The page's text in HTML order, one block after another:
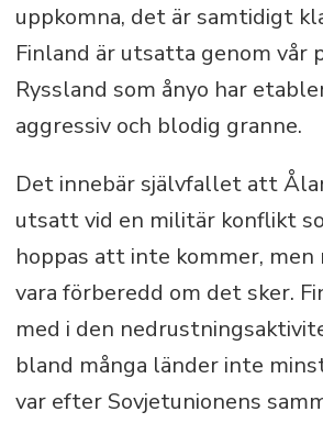
uppkomna, det är samtidigt
Finland är utsatta genom vår
Ryssland som ånyo har
aggressiv och blodig granne.
Det innebär självfallet att
utsatt vid en militär konflikt
hoppas att inte kommer, men
vara förberedd om det sker.
med i den
bland många länder inte
var efter Sovjetunionens